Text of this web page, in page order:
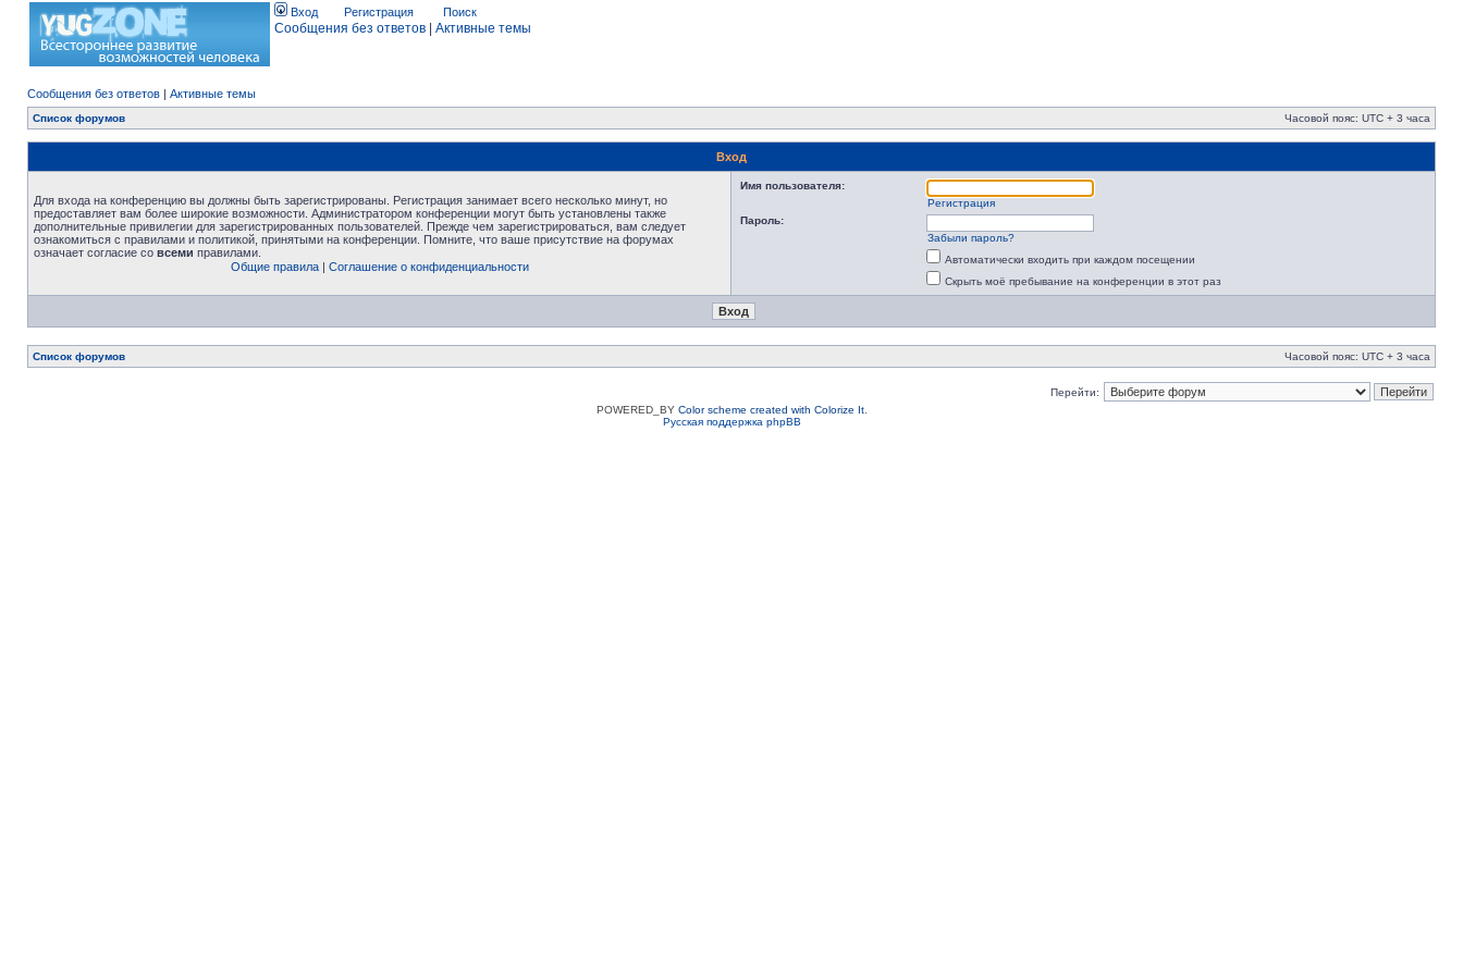
Вход Регистрация Поиск
Сообщения без ответов Активные темы
Сообщения без ответов | Активные темы
Список форумов Часовой пояс: UTC + 3 часа
Вход
Для входа на конференцию вы должны быть зарегистрированы. Регистрация занимает всего несколько минут, но
предоставляет вам более широкие возможности. Администратором конференции могут быть установлены также
дополнительные привилегии для зарегистрированных пользователей. Прежде чем зарегистрироваться, вам следует
ознакомиться с правилами и политикой, принятыми на конференции. Помните, что ваше присутствие на форумах
означает согласие со всеми правилами.
Общие правила| Соглашение о конфиденциальности
Имя пользователя:
Регистрация
Пароль:
Забыли пароль?
Автоматически входить при каждом посещении
Скрыть моё пребывание на конференции в этот раз
Список форумов Часовой пояс: UTC + 3 часа
Перейти:
POWERED_BY Color scheme created with Colorize It.
Русская поддержка phpBB